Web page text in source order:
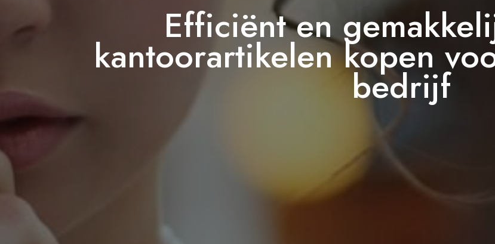
Efficiënt en
kantoorartikelen kopen
bedrijf